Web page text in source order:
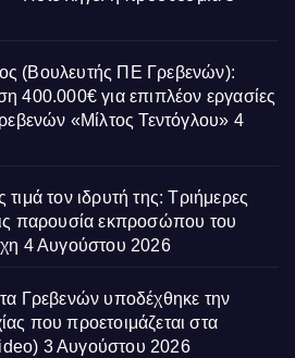
(Βουλευτής ΠΕ Γρεβενών):
400.000€ για επιπλέον εργασίες
«Μίλτος Τεντόγλου» 4
τον ιδρυτή της: Τριήμερες
παρουσία εκπροσώπου του
4 Αυγούστου 2026
Γρεβενών υποδέχθηκε την
που προετοιμάζεται στα
3 Αυγούστου 2026